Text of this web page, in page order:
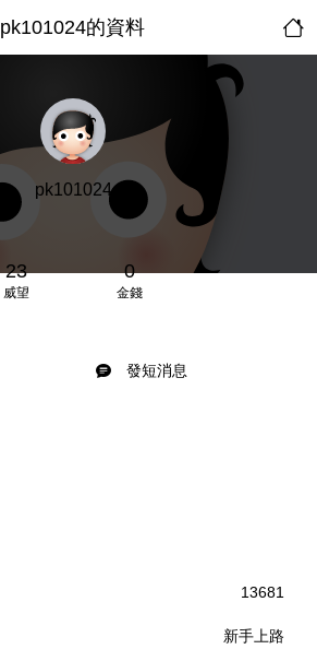
pk101024的資料
pk101024
23
威望
0
金錢
發短消息
13681
新手上路